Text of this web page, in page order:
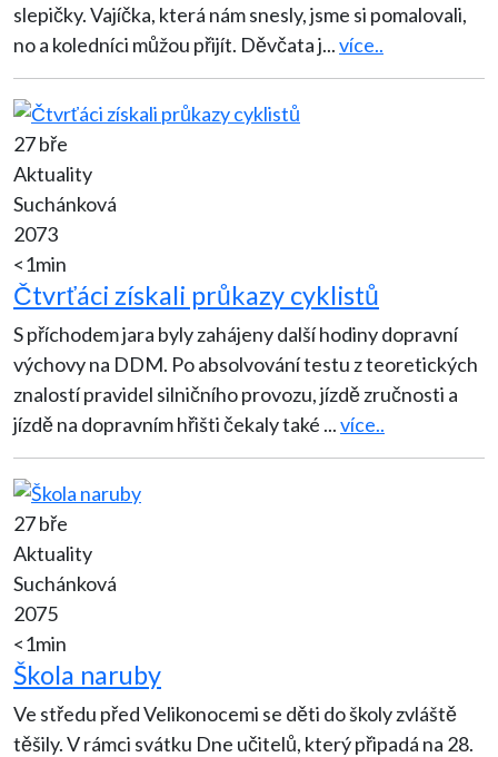
slepičky. Vajíčka, která nám snesly, jsme si pomalovali,
no a koledníci můžou přijít. Děvčata j...více..
27 bře
Aktuality
Suchánková
2073
<1min
Čtvrťáci získali průkazy cyklistů
S příchodem jara byly zahájeny další hodiny dopravní
výchovy na DDM. Po absolvování testu z teoretických
znalostí pravidel silničního provozu, jízdě zručnosti a
jízdě na dopravním hřišti čekaly také ...více..
27 bře
Aktuality
Suchánková
2075
<1min
Škola naruby
Ve středu před Velikonocemi se děti do školy zvláště
těšily. V rámci svátku Dne učitelů, který připadá na 28.